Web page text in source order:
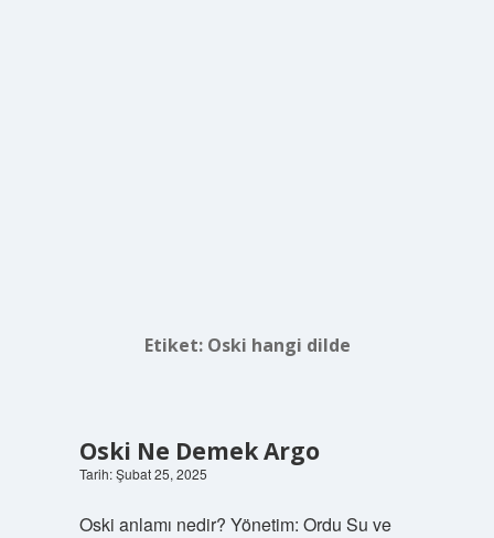
Etiket: Oski hangi dilde
Oski Ne Demek Argo
Tarih: Şubat 25, 2025
Oski anlamı nedir? Yönetim: Ordu Su ve